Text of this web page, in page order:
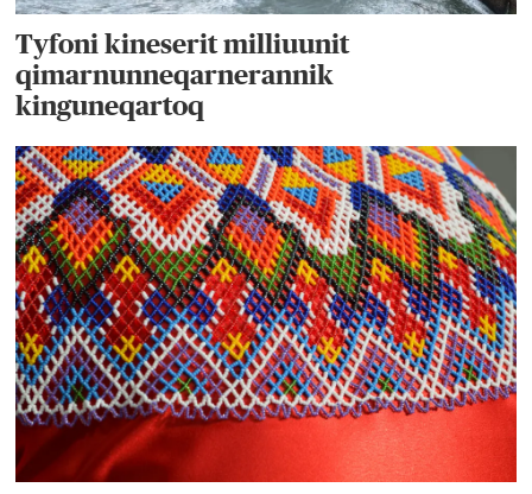
Tyfoni kineserit milliuunit
qimarnunneqarnerannik
kinguneqartoq